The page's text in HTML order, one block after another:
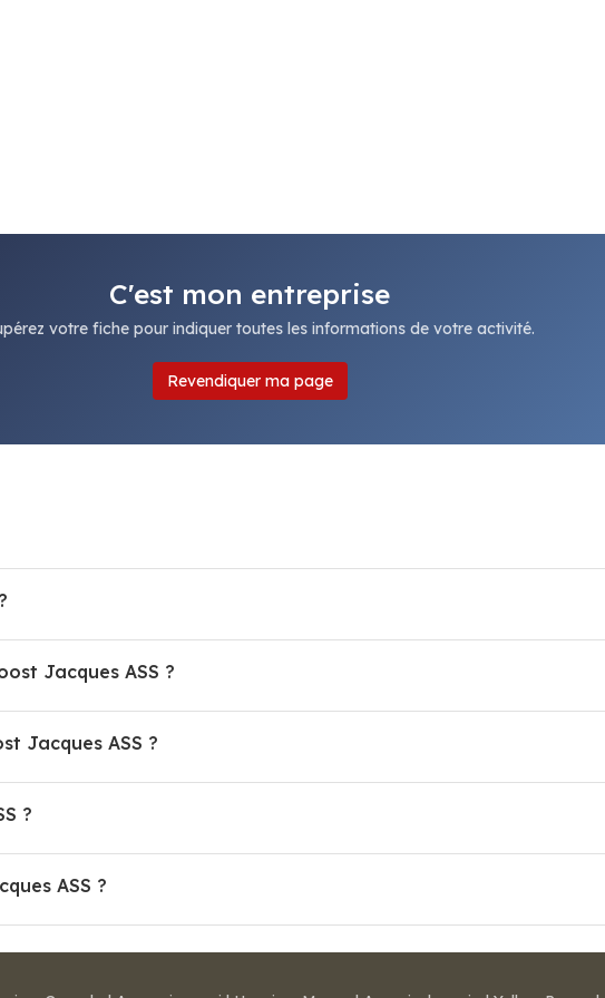
C'est mon entreprise
votre fiche pour indiquer toutes les informations de votre activité.
Revendiquer ma page
Jacques ASS ?
Jacques ASS ?
?
ASS ?